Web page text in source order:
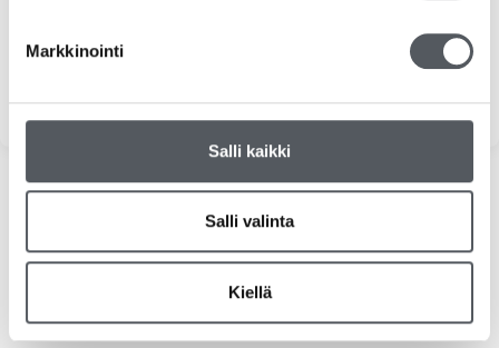
Markkinointi
Salli kaikki
Salli valinta
Kiellä
Tarjoukset